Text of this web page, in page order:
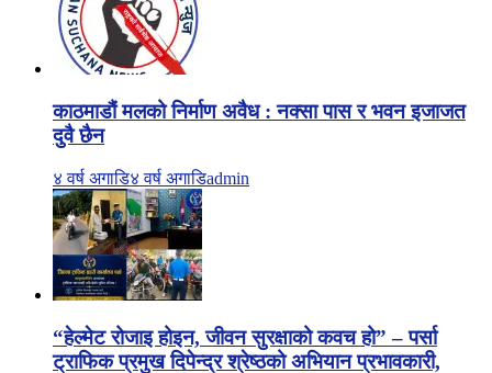
काठमाडौं मलको निर्माण अवैध : नक्सा पास र भवन इजाजत
दुवै छैन
४ वर्ष अगाडि४ वर्ष अगाडिadmin
“हेल्मेट रोजाइ होइन, जीवन सुरक्षाको कवच हो” – पर्सा
ट्राफिक प्रमुख दिपेन्द्र श्रेष्ठको अभियान प्रभावकारी,